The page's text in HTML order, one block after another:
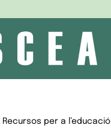
Recursos per a